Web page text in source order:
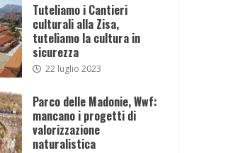
Tuteliamo i Cantieri
culturali alla Zisa,
tuteliamo la cultura in
sicurezza
22 luglio 2023
Parco delle Madonie, Wwf:
mancano i progetti di
valorizzazione
naturalistica